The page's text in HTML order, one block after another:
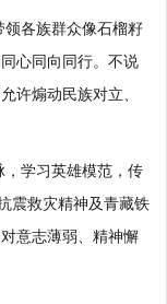
各族群众像石榴籽
心同向同行。不说
许煽动民族对立、
学习英雄模范，传
震救灾精神及青藏铁
意志薄弱、精神懈